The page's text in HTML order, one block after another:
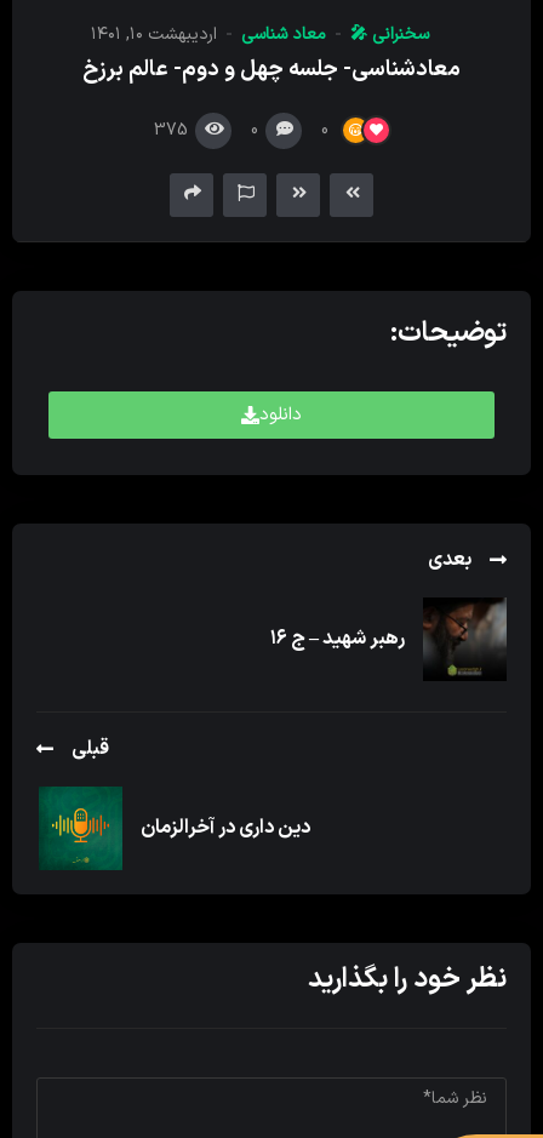
سخنرانی 🎤 معاد شناسی اردیبهشت ۱۰, ۱۴۰۱
معادشناسی- جلسه چهل و دوم- عالم برزخ
0
0
375
توضیحات:
دانلود
بعدی
رهبر شهید – ج ۱۶
قبلی
دین داری در آخرالزمان
نظر خود را بگذارید